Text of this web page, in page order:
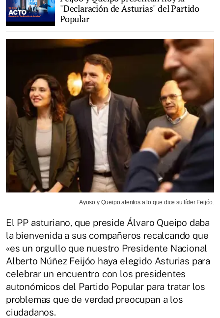
"Declaración de Asturias" del Partido
Popular
Ayuso y Queipo atentos a lo que dice su líder Feijóo.
El PP asturiano, que preside Álvaro Queipo daba
la bienvenida a sus compañeros recalcando que
«es un orgullo que nuestro Presidente Nacional
Alberto Núñez Feijóo haya elegido Asturias para
celebrar un encuentro con los presidentes
autonómicos del Partido Popular para tratar los
problemas que de verdad preocupan a los
ciudadanos.